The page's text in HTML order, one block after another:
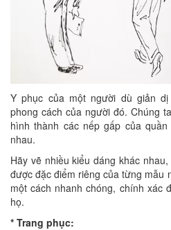
Y phục của một người dù giản
phong cách của người đó. Chúng
hình thành các nếp gấp của
nhau.
Hãy vẽ nhiều kiểu dáng khác
được đặc điểm riêng của từng mẫu
một cách nhanh chóng, chính xác
họ.
* Trang phục: